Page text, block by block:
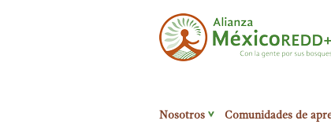
Nosotros Comunidades de